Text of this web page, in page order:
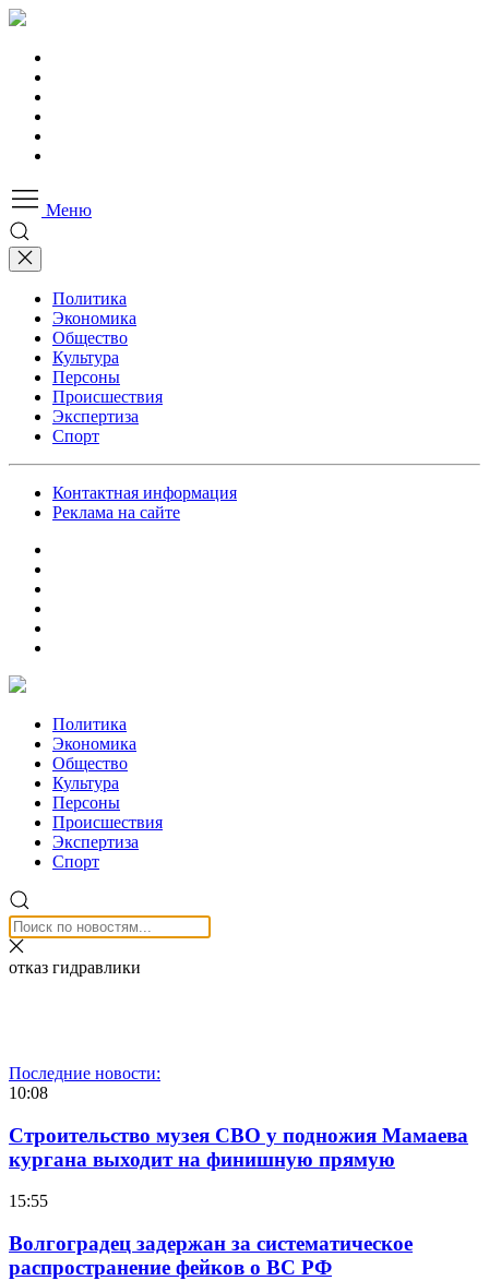
Меню
Политика
Экономика
Общество
Культура
Персоны
Происшествия
Экспертиза
Спорт
Контактная информация
Реклама на сайте
Политика
Экономика
Общество
Культура
Персоны
Происшествия
Экспертиза
Спорт
отказ гидравлики
Последние новости:
10:08
Строительство музея СВО у подножия Мамаева
кургана выходит на финишную прямую
15:55
Волгоградец задержан за систематическое
распространение фейков о ВС РФ